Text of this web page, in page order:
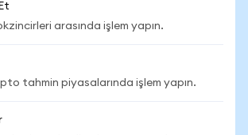
arasında işlem yapın.
tahmin piyasalarında işlem yapın.